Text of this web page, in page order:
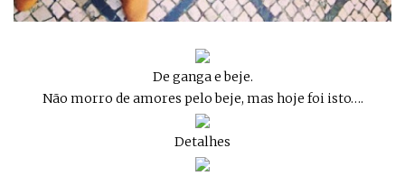
De ganga e beje.
Não morro de amores pelo beje, mas hoje foi isto….
Detalhes